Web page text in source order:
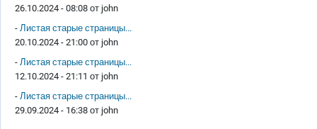
26.10.2024 - 08:08 от john
- Листая старые страницы...
20.10.2024 - 21:00 от john
- Листая старые страницы...
12.10.2024 - 21:11 от john
- Листая старые страницы...
29.09.2024 - 16:38 от john